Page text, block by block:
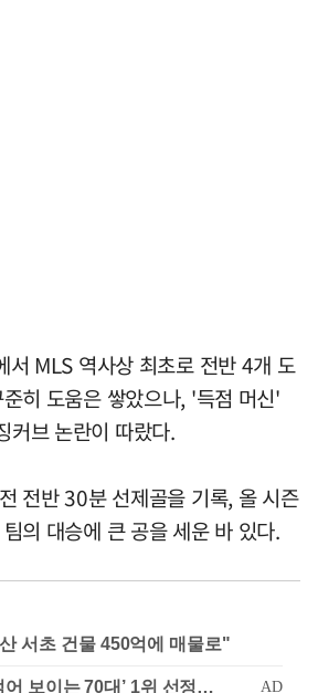
서 MLS 역사상 최초로 전반 4개 도
히 도움은 쌓았으나, '득점 머신'
커브 논란이 따랐다.
전반 30분 선제골을 기록, 올 시즌
의 대승에 큰 공을 세운 바 있다.
서초 건물 450억에 매물로"